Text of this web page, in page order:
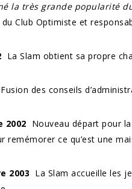
la très grande popularité
Club Optimiste et
La Slam obtient sa propre
Fusion des conseils
2002 Nouveau départ pour la
remémorer ce qu’est une
2003 La Slam accueille les